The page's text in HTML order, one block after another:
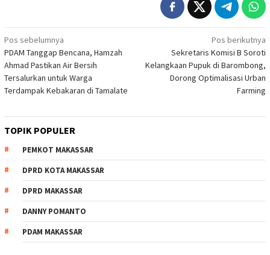
Navigasi
pos
Pos sebelumnya
PDAM Tanggap Bencana, Hamzah
Ahmad Pastikan Air Bersih
Tersalurkan untuk Warga
Terdampak Kebakaran di Tamalate
Pos berikutnya
Sekretaris Komisi B Soroti
Kelangkaan Pupuk di Barombong,
Dorong Optimalisasi Urban
Farming
TOPIK POPULER
PEMKOT MAKASSAR
DPRD KOTA MAKASSAR
DPRD MAKASSAR
DANNY POMANTO
PDAM MAKASSAR